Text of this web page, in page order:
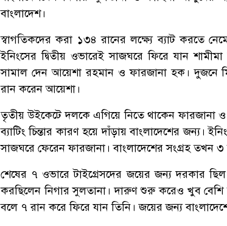
বাংলাদেশ।
স্বাগতিকদের করা ১৩৪ রানের লক্ষ্যে ব্যাট করতে
ইনিংসের দ্বিতীয় ওভারেই সাজঘরে ফিরে যান শামীমা
সামাল দেন আয়েশা রহমান ও ফারজানা হক। দুজনে
রান করেন আয়েশা।
তৃতীয় উইকেটে দলকে এগিয়ে নিতে থাকেন ফারজানা
ব্যাটিং চিন্তার কারণ হয়ে দাঁড়ায় বাংলাদেশের
সাজঘরে ফেরেন ফারজানা। বাংলাদেশের সংগ্রহ তখন
শেষের ৭ ওভারে টাইগ্রেসদের জয়ের জন্য দরকার
করছিলেন নিগার সুলতানা। দারুণ শুরু করেও খুব
বলে ৭ রান করে ফিরে যান তিনি। জয়ের জন্য